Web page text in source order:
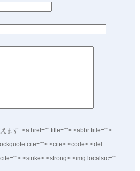
ます: <a href="" title=""> <abbr title="">
cite=""> <cite> <code> <del
<strike> <strong> <img localsrc=""